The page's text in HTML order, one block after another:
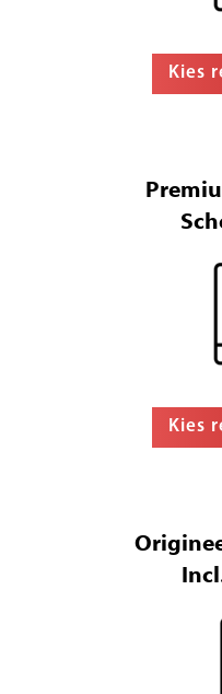
Kies
Kies